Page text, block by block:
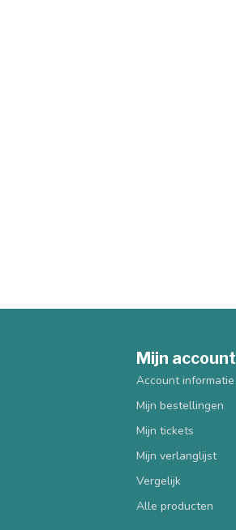
Mijn account
Account informatie
Mijn bestellingen
Mijn tickets
Mijn verlanglijst
Vergelijk
Alle producten